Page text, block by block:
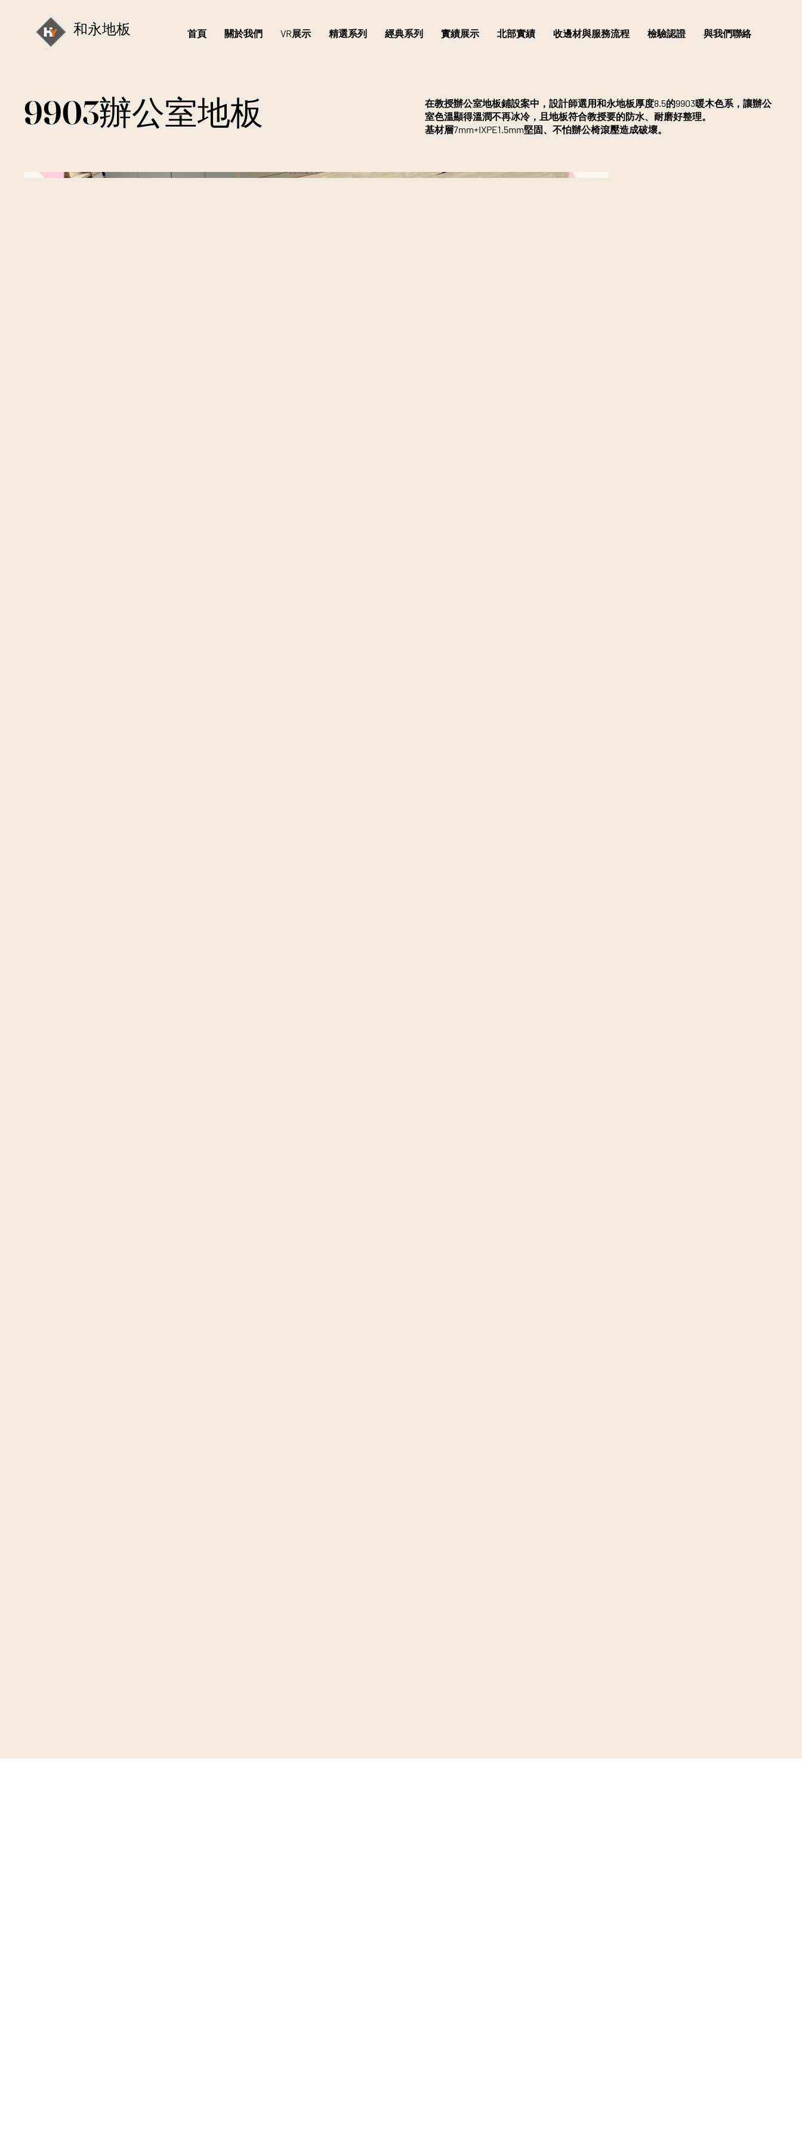
和永地板 首頁 關於我們 VR展示 精選系列 經典系列 實績展示 北部實績 收邊材與服務流程 檢驗認證 與我們聯絡
9903辦公室地板
在教授辦公室地板鋪設案中，設計師選用和永地板厚度8.5的9903暖木色系，讓辦公
室色溫顯得溫潤不再冰冷，且地板符合教授要的防水、耐磨好整理。
基材層7mm+IXPE1.5mm堅固、不怕辦公椅滾壓造成破壞。